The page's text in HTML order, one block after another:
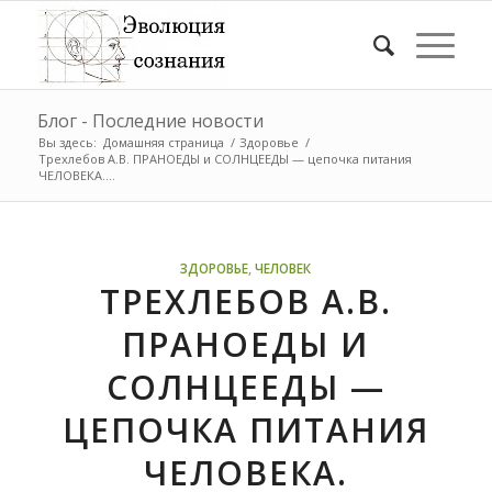
Блог - Последние новости
Вы здесь: Домашняя страница / Здоровье /
Трехлебов А.В. ПРАНОЕДЫ и СОЛНЦЕЕДЫ — цепочка питания
ЧЕЛОВЕКА....
ЗДОРОВЬЕ ,ЧЕЛОВЕК
ТРЕХЛЕБОВ А.В.
ПРАНОЕДЫ И
СОЛНЦЕЕДЫ —
ЦЕПОЧКА ПИТАНИЯ
ЧЕЛОВЕКА.